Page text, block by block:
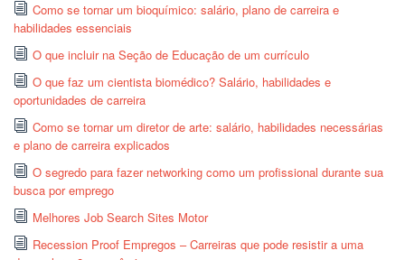
Como se tornar um bioquímico: salário, plano de carreira e
habilidades essenciais
O que incluir na Seção de Educação de um currículo
O que faz um cientista biomédico? Salário, habilidades e
oportunidades de carreira
Como se tornar um diretor de arte: salário, habilidades necessárias
e plano de carreira explicados
O segredo para fazer networking como um profissional durante sua
busca por emprego
Melhores Job Search Sites Motor
Recession Proof Empregos – Carreiras que pode resistir a uma